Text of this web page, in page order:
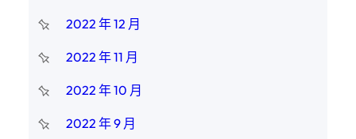
2022 年 12 月
2022 年 11 月
2022 年 10 月
2022 年 9 月